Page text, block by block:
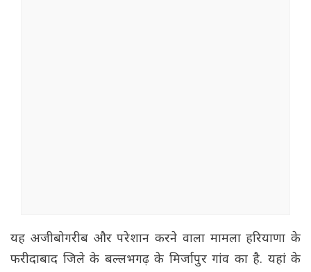
यह अजीबोगरीब और परेशान करने वाला मामला हरियाणा के
फरीदाबाद जिले के बल्लभगढ़ के मिर्जापुर गांव का है. यहां के